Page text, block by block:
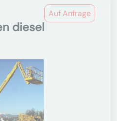
Auf Anfrage
diesel